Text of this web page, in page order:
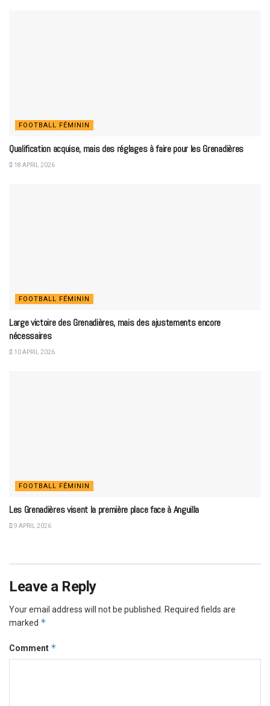
FOOTBALL FÉMININ
Qualification acquise, mais des réglages à faire pour les Grenadières
18 APRIL 2026
FOOTBALL FÉMININ
Large victoire des Grenadières, mais des ajustements encore
nécessaires
10 APRIL 2026
FOOTBALL FÉMININ
Les Grenadières visent la première place face à Anguilla
9 APRIL 2026
Leave a Reply
Your email address will not be published. Required fields are
marked *
Comment *